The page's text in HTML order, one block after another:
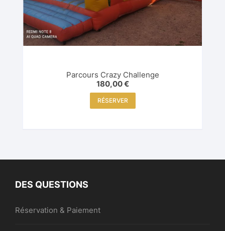
Parcours Crazy Challenge
180,00€
RÉSERVER
DES QUESTIONS
Réservation & Paiement